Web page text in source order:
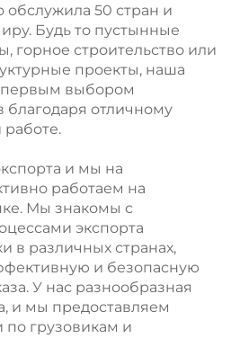
обслужила 50 стран и
Будь то пустынные
горное строительство или
проекты, наша
первым выбором
благодаря отличному
работе.
и мы на
работаем на
Мы знакомы с
экспорта
в различных странах,
и безопасную
У нас разнообразная
и мы предоставляем
по грузовикам и